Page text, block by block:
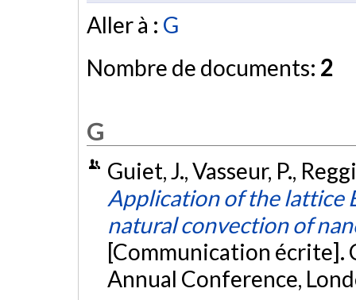
Aller à : G
Nombre de documents: 2
G
Guiet, J., Vasseur, P.,
Application of the lattice
natural convection of
[Communication écrite].
Annual Conference,